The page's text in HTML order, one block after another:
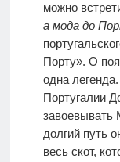
можно
а мода до
Порту». О
одна
Португалии
завоевывать
долгий путь
весь скот,